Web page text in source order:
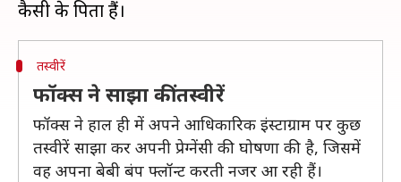
तस्वीरें
फॉक्स ने साझा कीं तस्वीरें
फॉक्स ने हाल ही में अपने आधिकारिक इंस्टाग्राम पर कुछ
तस्वीरें साझा कर अपनी प्रेग्नेंसी की घोषणा की है, जिसमें
वह अपना बेबी बंप फ्लॉन्ट करती नजर आ रही हैं।